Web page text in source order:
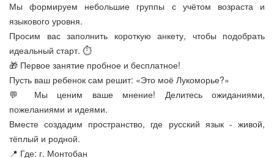
Мы формируем небольшие группы с учётом возраста и
языкового уровня.
Просим вас заполнить короткую анкету, чтобы подобрать
идеальный старт. ⏱
🎁 Первое занятие пробное и бесплатное!
Пусть ваш ребенок сам решит: «Это моё Лукоморье?»
💬 Мы ценим ваше мнение! Делитесь ожиданиями,
пожеланиями и идеями.
Вместе создадим пространство, где русский язык - живой,
тёплый и родной.
📍 Где: г. Монтобан